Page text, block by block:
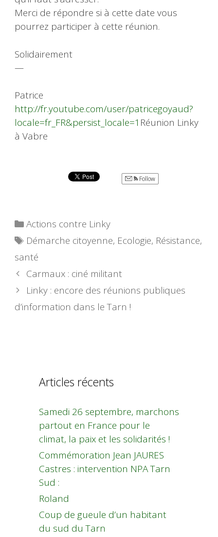
Merci de répondre si à cette date vous
pourrez participer à cette réunion.
Solidairement
—
Patrice
http://fr.youtube.com/user/patricegoyaud?
locale=fr_FR&persist_locale=1 Réunion Linky
à Vabre
Follow
Catégories
Actions contre Linky
Étiquettes
Démarche citoyenne, Ecologie, Résistance,
santé
Carmaux : ciné militant
Linky : encore des réunions publiques
d’information dans le Tarn !
Articles récents
Samedi 26 septembre, marchons
partout en France pour le
climat, la paix et les solidarités !
Commémoration Jean JAURES
Castres : intervention NPA Tarn
Sud :
Roland
Coup de gueule d’un habitant
du sud du Tarn